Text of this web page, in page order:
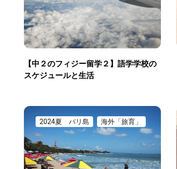
【中２のフィジー留学２】語学学校の
スケジュールと生活
2024夏 バリ島 海外「旅育」